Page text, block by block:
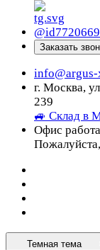
Заказать
г. Москва,
239
🚙 Склад в
Офис
Темная тема